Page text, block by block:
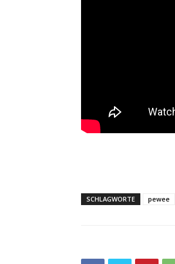
SCHLAGWORTE pewee